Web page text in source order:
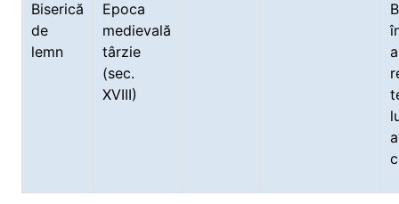
Biserică
de
lemn
Epoca
medievală
târzie
(sec.
XVIII)